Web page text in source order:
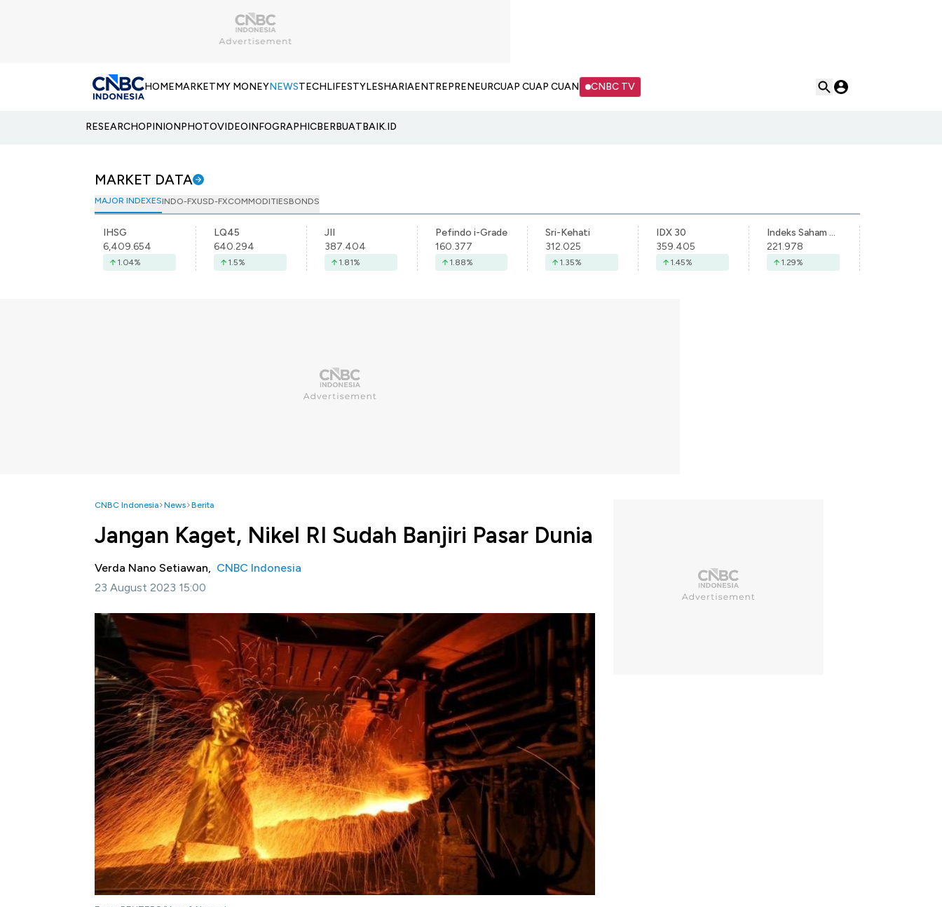
HOMEMARKETMY MONEYNEWSTECHLIFESTYLESHARIAENTREPRENEURCUAP CUAP CUAN CNBC TV
RESEARCHOPINIONPHOTOVIDEOINFOGRAPHICBERBUATBAIK.ID
MARKET DATA
MAJOR INDEXESINDO-FXUSD-FXCOMMODITIESBONDS
IHSG
6,409.654
1.04%
LQ45
640.294
1.5%
JII
387.404
1.81%
Pefindo i-Grade
160.377
1.88%
Sri-Kehati
312.025
1.35%
IDX 30
359.405
1.45%
Indeks Saham Syariah Indonesia
221.978
1.29%
CNBC Indonesia News Berita
Jangan Kaget, Nikel RI Sudah Banjiri Pasar Dunia
Verda Nano Setiawan, CNBC Indonesia
23 August 2023 15:00